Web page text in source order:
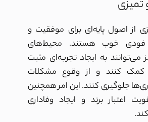
از اصول پایه‌ای برای موفقیت و
خوب هستند. محیط‌های
می‌توانند به ایجاد تجربه‌ای مثبت
کمک کنند و از وقوع مشکلات
جلوگیری کنند. این امر همچنین
اعتبار برند و ایجاد وفاداری